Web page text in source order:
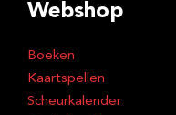
Webshop
Boeken
Kaartspellen
Scheurkalender